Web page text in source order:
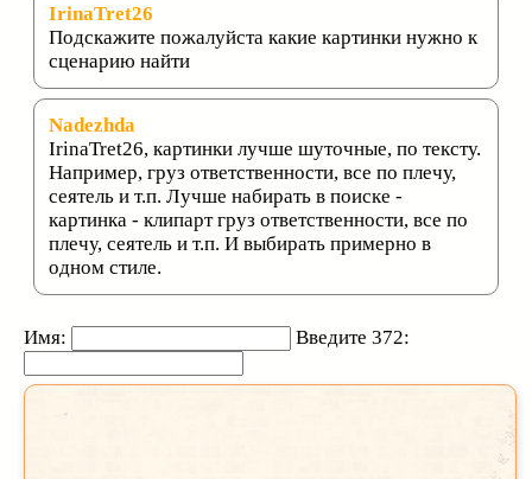
IrinaTret26
Подскажите пожалуйста какие картинки нужно к
сценарию найти
Nadezhda
IrinaTret26, картинки лучше шуточные, по тексту.
Например, груз ответственности, все по плечу,
сеятель и т.п. Лучше набирать в поиске -
картинка - клипарт груз ответственности, все по
плечу, сеятель и т.п. И выбирать примерно в
одном стиле.
Имя: Введите 372: